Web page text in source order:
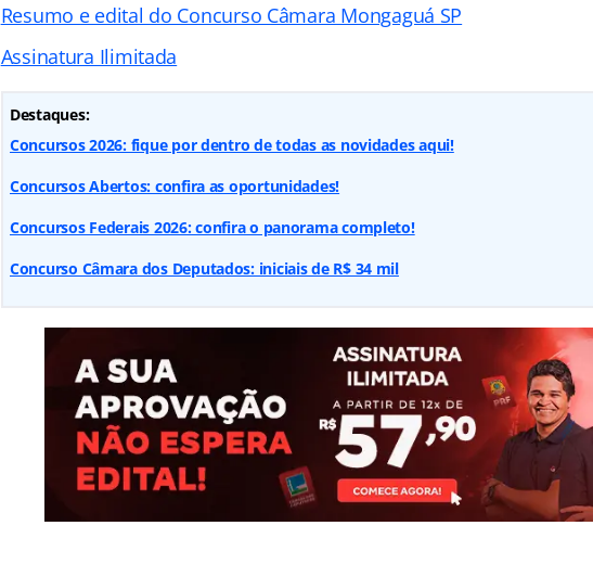
Resumo e edital do Concurso Câmara Mongaguá SP
Assinatura Ilimitada
Destaques:
Concursos 2026: fique por dentro de todas as novidades aqui!
Concursos Abertos: confira as oportunidades!
Concursos Federais 2026: confira o panorama completo!
Concurso Câmara dos Deputados: iniciais de R$ 34 mil